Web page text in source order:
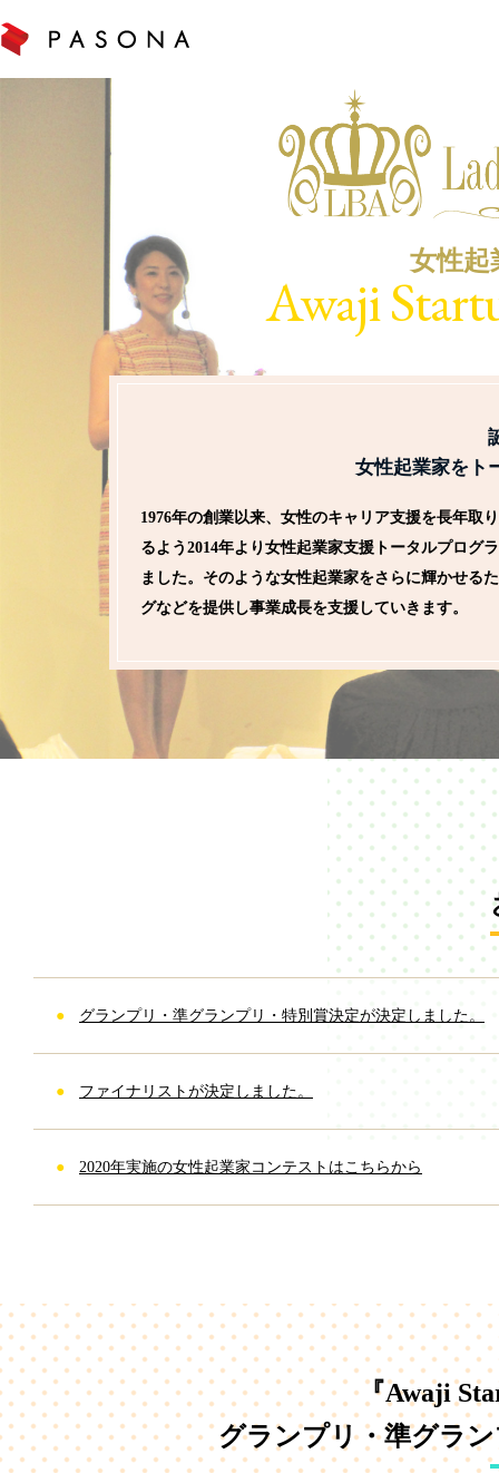
女性起
Awaji
女性起業家をト
1976年の創業以来、女性のキャリア支援を長年取
るよう2014年より女性起業家支援トータルプログ
ました。そのような女性起業家をさらに輝かせる
グなどを提供し事業成長を支援していきます。
グランプリ・準グランプリ・特別賞決定が決定しました。
ファイナリストが決定しました。
2020年実施の女性起業家コンテストはこちらから
『Awaji
グランプリ・準グラ